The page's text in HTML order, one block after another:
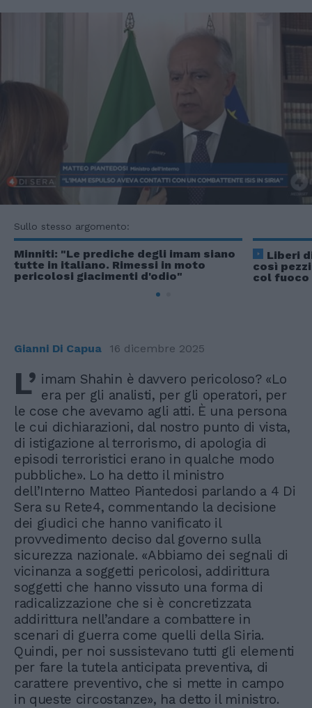
Sullo stesso argomento:
Minniti: "Le prediche degli imam siano
tutte in italiano. Rimessi in moto
pericolosi giacimenti d'odio"
Liberi
così
col fuoco
Gianni Di Capua 16 dicembre 2025
L’ imam Shahin è davvero pericoloso? «Lo
era per gli analisti, per gli operatori, per
le cose che avevamo agli atti. È una persona
le cui dichiarazioni, dal nostro punto di vista,
di istigazione al terrorismo, di apologia di
episodi terroristici erano in qualche modo
pubbliche». Lo ha detto il ministro
dell’Interno Matteo Piantedosi parlando a 4 Di
Sera su Rete4, commentando la decisione
dei giudici che hanno vanificato il
provvedimento deciso dal governo sulla
sicurezza nazionale. «Abbiamo dei segnali di
vicinanza a soggetti pericolosi, addirittura
soggetti che hanno vissuto una forma di
radicalizzazione che si è concretizzata
addirittura nell’andare a combattere in
scenari di guerra come quelli della Siria.
Quindi, per noi sussistevano tutti gli elementi
per fare la tutela anticipata preventiva, di
carattere preventivo, che si mette in campo
in queste circostanze», ha detto il ministro.